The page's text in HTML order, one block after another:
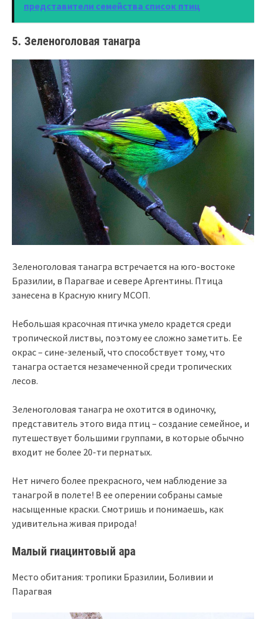
представители семейства список птиц
5. Зеленоголовая танагра
Зеленоголовая танагра встречается на юго-востоке
Бразилии, в Парагвае и севере Аргентины. Птица
занесена в Красную книгу МСОП.
Небольшая красочная птичка умело крадется среди
тропической листвы, поэтому ее сложно заметить. Ее
окрас – сине-зеленый, что способствует тому, что
танагра остается незамеченной среди тропических
лесов.
Зеленоголовая танагра не охотится в одиночку,
представитель этого вида птиц – создание семейное, и
путешествует большими группами, в которые обычно
входит не более 20-ти пернатых.
Нет ничего более прекрасного, чем наблюдение за
танагрой в полете! В ее оперении собраны самые
насыщенные краски. Смотришь и понимаешь, как
удивительна живая природа!
Малый гиацинтовый ара
Место обитания: тропики Бразилии, Боливии и
Парагвая